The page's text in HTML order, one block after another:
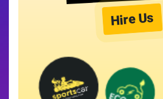
Hire Us